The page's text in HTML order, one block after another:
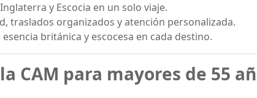
y Escocia en un solo viaje.
traslados organizados y atención personalizada.
británica y escocesa en cada destino.
CAM para mayores de 55